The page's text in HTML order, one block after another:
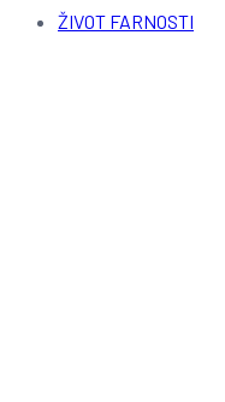
ŽIVOT FARNOSTI